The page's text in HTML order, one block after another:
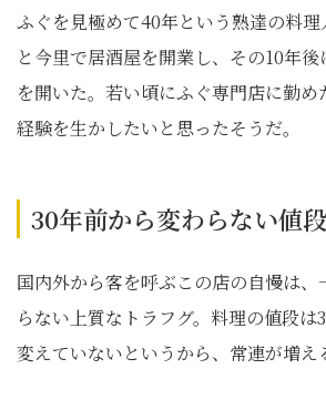
ふぐを見極めて40年という熟達の料
と今里で居酒屋を開業し、その10年
を開いた。若い頃にふぐ専門店に勤
経験を生かしたいと思ったそうだ。
30年前から変わらない値段
国内外から客を呼ぶこの店の自慢は
らない上質なトラフグ。料理の値段は
変えていないというから、常連が増え